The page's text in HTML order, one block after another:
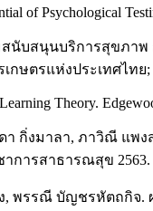
of Psychological
นับสนุนบริการสุขภาพ
ษตรแห่งประเทศไทย;
Theory.
า กิ่งมาลา, ภาวิณี แพ
การสาธารณสุข 2563.
, พรรณี บัญชรหัตถกิจ.